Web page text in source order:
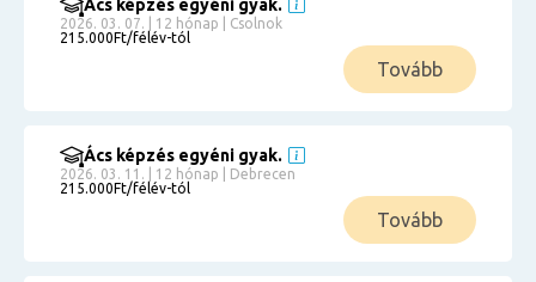
Ács képzés egyéni gyak.
2026. 03. 07. | 12 hónap | Csolnok
215.000Ft/félév-tól
Tovább
Ács képzés egyéni gyak.
2026. 03. 11. | 12 hónap | Debrecen
215.000Ft/félév-tól
Tovább